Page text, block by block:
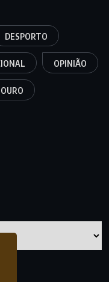
DESPORTO
OPINIÃO